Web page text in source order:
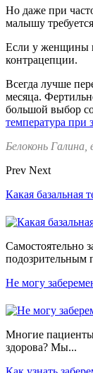
Но даже при
малышу
Если у женщины
контрацепции.
Всегда лучше
месяца.
большой выбор
температура при
Белоконь Галина,
Prev Next
Какая базальная
Самостоятельно
подозрительным
Не могу
Многие пациенты
здорова? Мы...